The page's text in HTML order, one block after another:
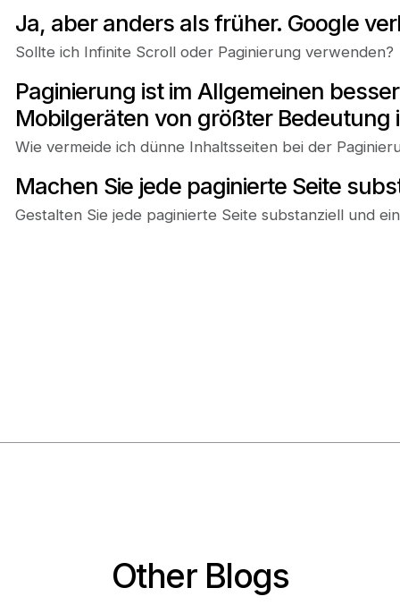
Ja, aber anders als früher. Google
Sollte ich Infinite Scroll oder Paginierung verwenden?
Paginierung ist im Allgemeinen
Mobilgeräten von größter
Wie vermeide ich dünne Inhaltsseiten bei der
Machen Sie jede paginierte Seite
Gestalten Sie jede paginierte Seite substanziell und
Other Blogs